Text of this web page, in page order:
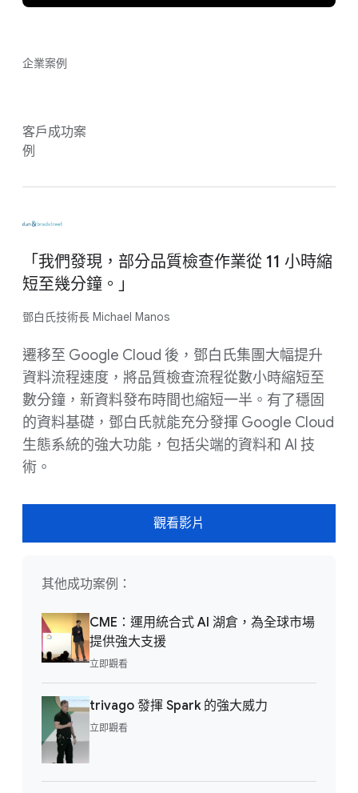
企業案例
客戶成功案
例
「我們發現，部分品質檢查作業從 11 小時縮
短至幾分鐘。」
鄧白氏技術長 Michael Manos
遷移至 Google Cloud 後，鄧白氏集團大幅提升
資料流程速度，將品質檢查流程從數小時縮短至
數分鐘，新資料發布時間也縮短一半。有了穩固
的資料基礎，鄧白氏就能充分發揮 Google Cloud
生態系統的強大功能，包括尖端的資料和 AI 技
術。
觀看影片
其他成功案例：
CME：運用統合式 AI 湖倉，為全球市場
提供強大支援
立即觀看
trivago 發揮 Spark 的強大威力
立即觀看